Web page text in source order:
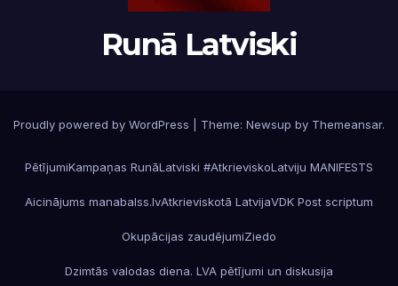
Runā Latviski
Proudly powered by WordPress Theme: Newsup by Themeansar.
PētījumiKampaņas RunāLatviski #AtkrieviskoLatviju MANIFESTS
Aicinājums manabalss.lvAtkrieviskotā LatvijaVDK Post scriptum
Okupācijas zaudējumiZiedo
Dzimtās valodas diena. LVA pētījumi un diskusija